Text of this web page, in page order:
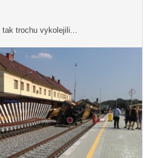
tak trochu vykolejili...